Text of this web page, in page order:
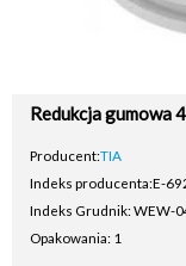
Redukcja gumowa
Producent:TIA
Indeks producenta:E-
Indeks Grudnik: WEW-
Opakowania: 1